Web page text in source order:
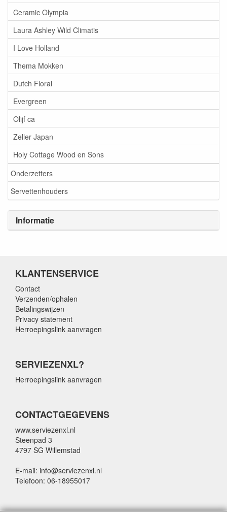
Ceramic Olympia
Laura Ashley Wild Climatis
I Love Holland
Thema Mokken
Dutch Floral
Evergreen
Olijf ca
Zeller Japan
Holy Cottage Wood en Sons
Onderzetters
Servettenhouders
Informatie
KLANTENSERVICE
Contact
Verzenden/ophalen
Betalingswijzen
Privacy statement
Herroepingslink aanvragen
SERVIEZENXL?
Herroepingslink aanvragen
CONTACTGEGEVENS
www.serviezenxl.nl
Steenpad 3
4797 SG Willemstad
E-mail: info@serviezenxl.nl
Telefoon: 06-18955017